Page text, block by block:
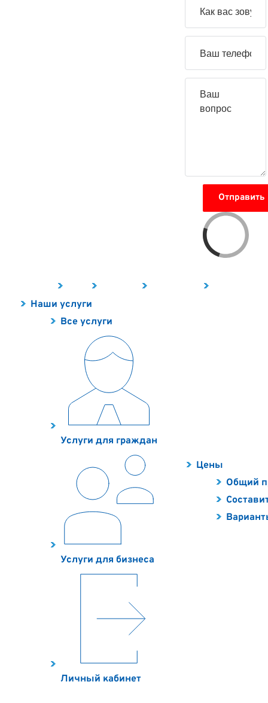
Отправить
Наши услуги Цены Контакты О компании
Наши услуги
Все услуги
Услуги для граждан
Услуги для бизнеса
Личный кабинет
Цены
Общий